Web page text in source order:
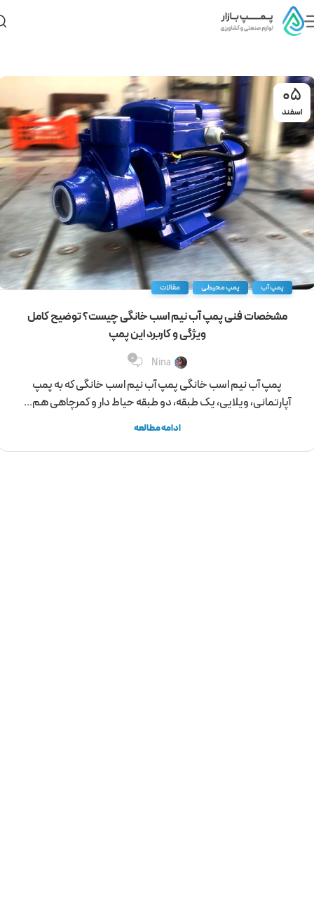
05
اسفند
پمپ آب , پمپ محیطی , مقالات
مشخصات فنی پمپ آب نیم اسب خانگی چیست؟ توضیح کامل
ویژگی و کاربرد این پمپ
Nina
0
پمپ آب نیم اسب خانگی پمپ آب نیم اسب خانگی که به پمپ
آپارتمانی، ویلایی، یک طبقه، دو طبقه حیاط دار و کمرچاهی هم...
ادامه مطالعه